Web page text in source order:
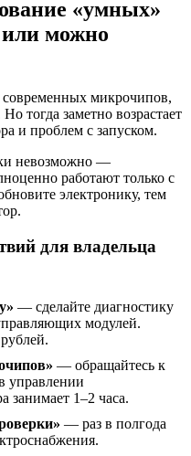
«умных»
можно
микрочипов,
тогда заметно возрастает
и проблем с запуском.
невозможно —
работают только с
электронику, тем
для владельца
— сделайте диагностику
модулей.
— обращайтесь к
управлении
занимает 1–2 часа.
— раз в полгода